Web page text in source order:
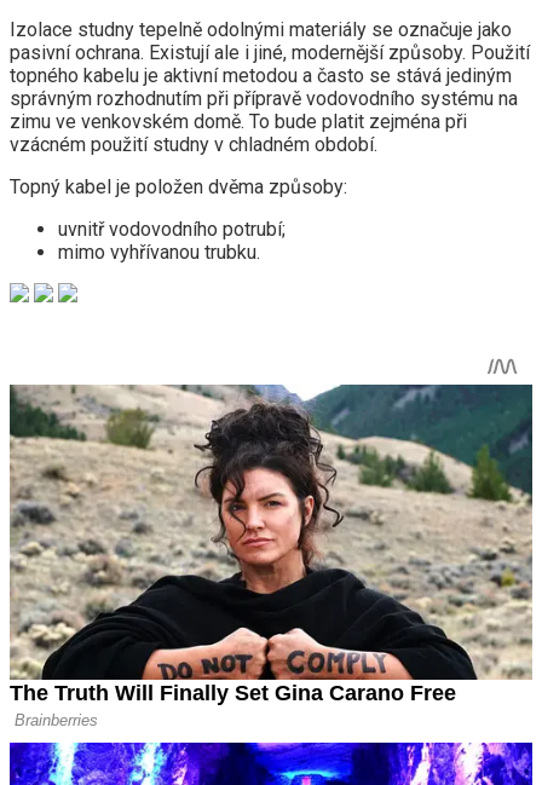
Izolace studny tepelně odolnými materiály se označuje jako
pasivní ochrana. Existují ale i jiné, modernější způsoby. Použití
topného kabelu je aktivní metodou a často se stává jediným
správným rozhodnutím při přípravě vodovodního systému na
zimu ve venkovském domě. To bude platit zejména při
vzácném použití studny v chladném období.
Topný kabel je položen dvěma způsoby:
uvnitř vodovodního potrubí;
mimo vyhřívanou trubku.